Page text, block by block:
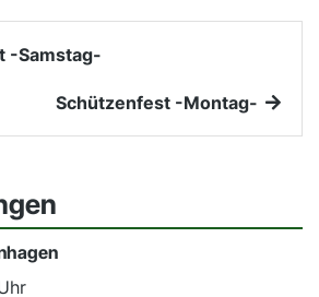
-Samstag-
Schützenfest -Montag-